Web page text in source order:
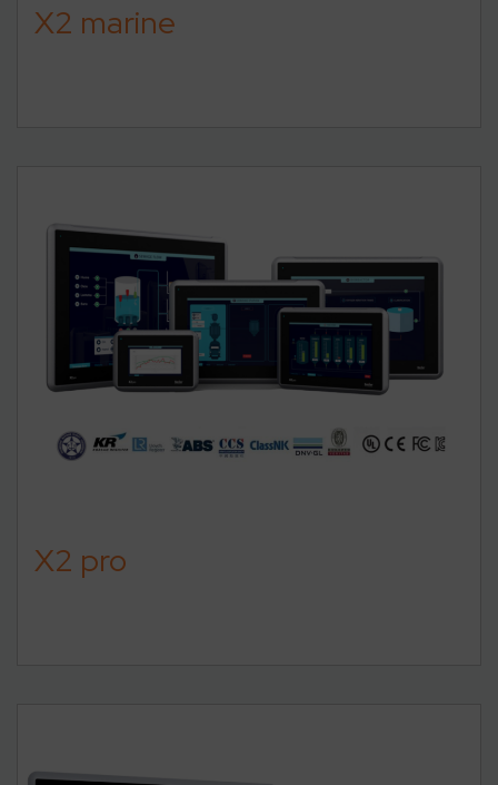
X2 marine
X2 pro